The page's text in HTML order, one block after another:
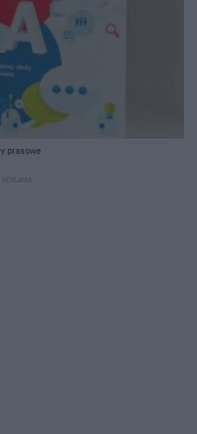
prasowe